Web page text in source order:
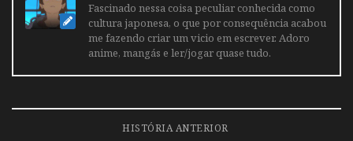
Fascinado nessa coisa peculiar conhecida como
cultura japonesa, o que por consequência acabou
me fazendo criar um vicio em escrever. Adoro
anime, mangás e ler/jogar quase tudo.
HISTÓRIA ANTERIOR